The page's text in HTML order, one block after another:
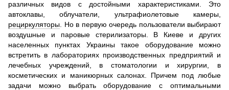
различных видов с достойными характеристиками. Это
автоклавы, облучатели, ультрафиолетовые камеры,
рециркуляторы . Но в первую очередь пользователи выбирают
воздушные и паровые стерилизаторы. В Киеве и других
населенных пунктах Украины такое оборудование можно
встретить в лабораториях производственных предприятий и
лечебных учреждений, в стоматологии и хирургии, в
косметических и маникюрных салонах. Причем под любые
задачи можно выбрать оборудование с оптимальными